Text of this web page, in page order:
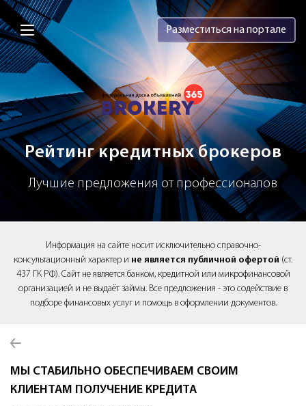
Brokery365 - Рейтинг кредитных
Разместиться на портале
Рейтинг кредитных брокеров
Лучшие предложения от профессионалов
Информация на сайте носит исключительно справочно-
консультационный характер и не является публичной офертой (ст.
437 ГК РФ). Сайт не является банком, кредитной или микрофинансовой
организацией и не выдаёт займы. Все предложения - это содействие в
подборе финансовых услуг и помощь в оформлении документов.
МЫ СТАБИЛЬНО ОБЕСПЕЧИВАЕМ СВОИМ
КЛИЕНТАМ ПОЛУЧЕНИЕ КРЕДИТА